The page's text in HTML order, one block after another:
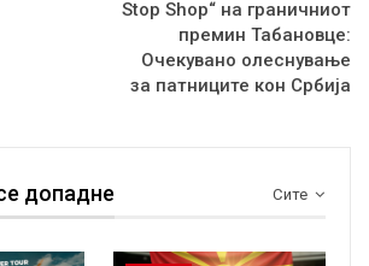
Stop Shop“ на граничниот
премин Табановце:
Очекувано олеснување
за патниците кон Србија
Сите
допадне